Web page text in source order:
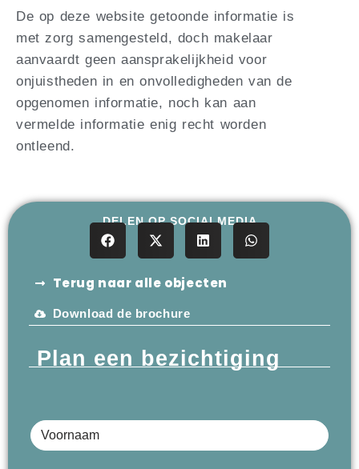
De op deze website getoonde informatie is
met zorg samengesteld, doch makelaar
aanvaardt geen aansprakelijkheid voor
onjuistheden in en onvolledigheden van de
opgenomen informatie, noch kan aan
vermelde informatie enig recht worden
ontleend.
DELEN OP SOCIALMEDIA
Terug naar alle objecten
Download de brochure
Plan een bezichtiging